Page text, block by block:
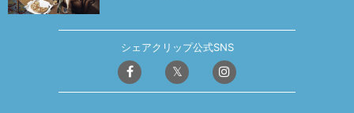
シェアクリップ公式SNS